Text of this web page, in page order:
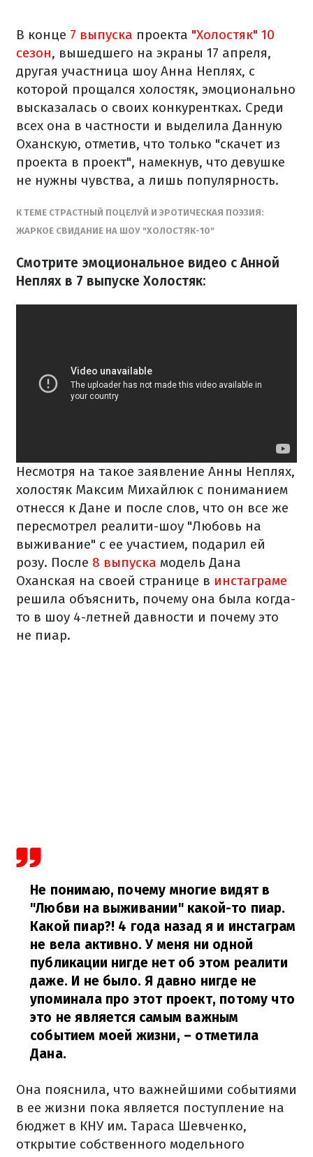
В конце 7 выпуска проекта "Холостяк" 10
сезон, вышедшего на экраны 17 апреля,
другая участница шоу Анна Неплях, с
которой прощался холостяк, эмоционально
высказалась о своих конкурентках. Среди
всех она в частности и выделила Данную
Оханскую, отметив, что только "скачет из
проекта в проект", намекнув, что девушке
не нужны чувства, а лишь популярность.
К ТЕМЕ СТРАСТНЫЙ ПОЦЕЛУЙ И ЭРОТИЧЕСКАЯ ПОЭЗИЯ:
ЖАРКОЕ СВИДАНИЕ НА ШОУ "ХОЛОСТЯК-10"
Смотрите эмоциональное видео с Анной
Неплях в 7 выпуске Холостяк:
Несмотря на такое заявление Анны Неплях,
холостяк Максим Михайлюк с пониманием
отнесся к Дане и после слов, что он все же
пересмотрел реалити-шоу "Любовь на
выживание" с ее участием, подарил ей
розу. После 8 выпуска модель Дана
Оханская на своей странице в инстаграме
решила объяснить, почему она была когда-
то в шоу 4-летней давности и почему это
не пиар.
Не понимаю, почему многие видят в
"Любви на выживании" какой-то пиар.
Какой пиар?! 4 года назад я и инстаграм
не вела активно. У меня ни одной
публикации нигде нет об этом реалити
даже. И не было. Я давно нигде не
упоминала про этот проект, потому что
это не является самым важным
событием моей жизни, – отметила
Дана.
Она пояснила, что важнейшими событиями
в ее жизни пока является поступление на
бюджет в КНУ им. Тараса Шевченко,
открытие собственного модельного